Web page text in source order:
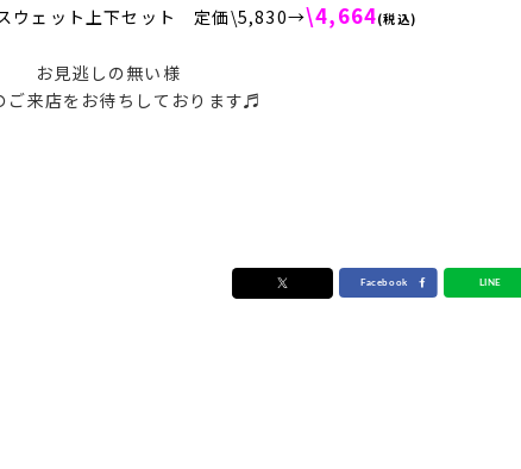
ウェット上下セット 定価\5,830→\4,664(税込)
お見逃しの無い様
ご来店をお待ちしております♬